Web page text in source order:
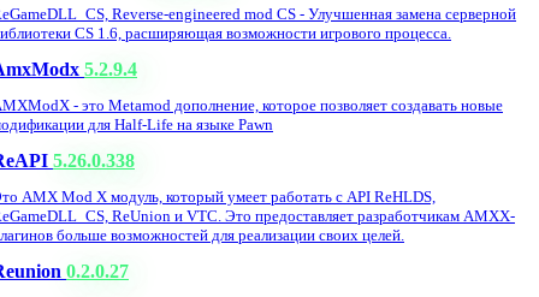
Reverse-engineered mod CS - Улучшенная замена серверной
CS 1.6, расширяющая возможности игрового процесса.
5.2.9.4
- это Metamod дополнение, которое позволяет создавать новые
для Half-Life на языке Pawn
5.26.0.338
AMX Mod X модуль, который умеет работать с API ReHLDS,
ReUnion и VTC. Это предоставляет разработчикам AMXX-
больше возможностей для реализации своих целей.
0.2.0.27